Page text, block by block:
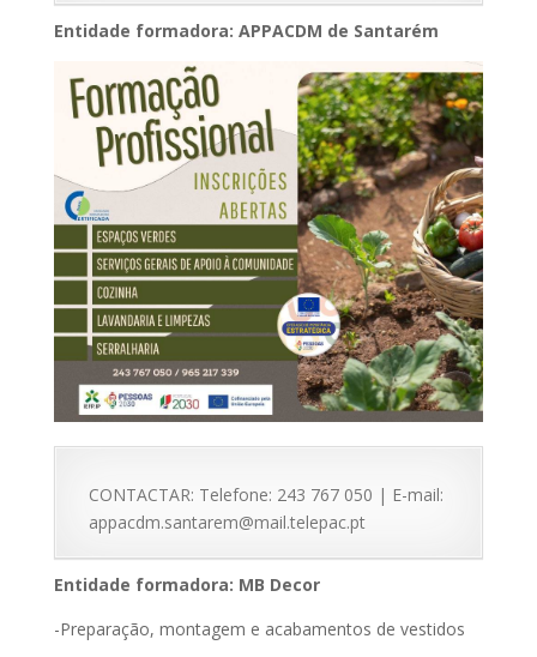
Entidade formadora: APPACDM de Santarém
CONTACTAR: Telefone: 243 767 050 | E-mail:
appacdm.santarem@mail.telepac.pt
Entidade formadora: MB Decor
-Preparação, montagem e acabamentos de vestidos